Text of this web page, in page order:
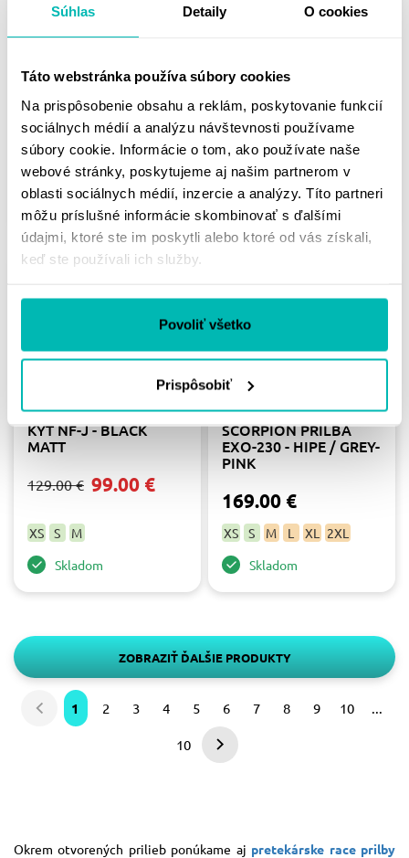
Súhlas Detaily O cookies
Táto webstránka používa súbory cookies
Na prispôsobenie obsahu a reklám, poskytovanie funkcií
sociálnych médií a analýzu návštevnosti používame
súbory cookie. Informácie o tom, ako používate naše
webové stránky, poskytujeme aj našim partnerom v
oblasti sociálnych médií, inzercie a analýzy. Títo partneri
môžu príslušné informácie skombinovať s ďalšími
údajmi, ktoré ste im poskytli alebo ktoré od vás získali,
keď ste používali ich služby.
Povoliť všetko
Prispôsobiť
HJC PRILBA V31 - SEMI
FLAT BLACK
199.00 €
od 189.00 €
XS S M L XL XXL
Skladom
KYT - D-CITY / PLAIN
WHITE
99.00 €
XS S M L
XL
Skladom
KYT NF-J - BLACK
MATT
129.00 € 99.00 €
XS S
M
Skladom
SCORPION PRILBA
EXO-230 - HIPE / GREY-
PINK
169.00 €
XS S M L XL
2XL
Skladom
ZOBRAZIŤ ĎALŠIE PRODUKTY
Predchádzajúca
1 2 3 4 5 6 7 8 9 10 ...
10
Nasledujúca
Okrem otvorených prilieb ponúkame aj pretekárske race prilby